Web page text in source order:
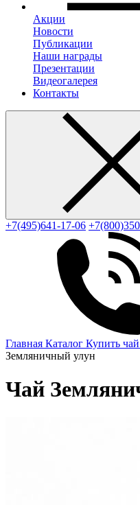
Акции
Новости
Публикации
Наши награды
Презентации
Видеогалерея
Контакты
+7(495)641-17-06
Главная Каталог Купить чай
Земляничный улун
Чай